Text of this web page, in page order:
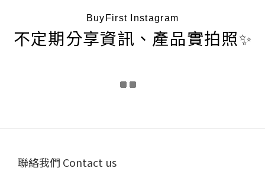
BuyFirst Instagram
不定期分享資訊、產品實拍照✨
聯絡我們 Contact us